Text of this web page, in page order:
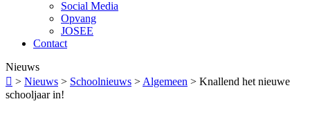
Social Media
Opvang
JOSEE
Contact
Nieuws
 > Nieuws > Schoolnieuws > Algemeen > Knallend het nieuwe
schooljaar in!